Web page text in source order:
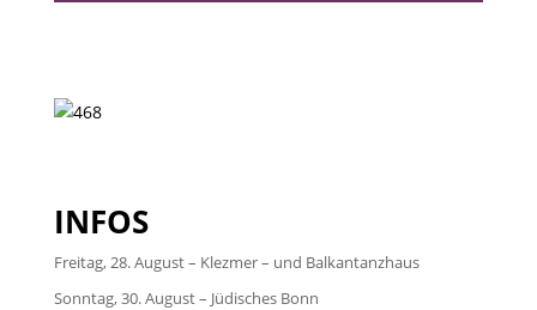
INFOS
Freitag, 28. August – Klezmer – und Balkantanzhaus
Sonntag, 30. August – Jüdisches Bonn